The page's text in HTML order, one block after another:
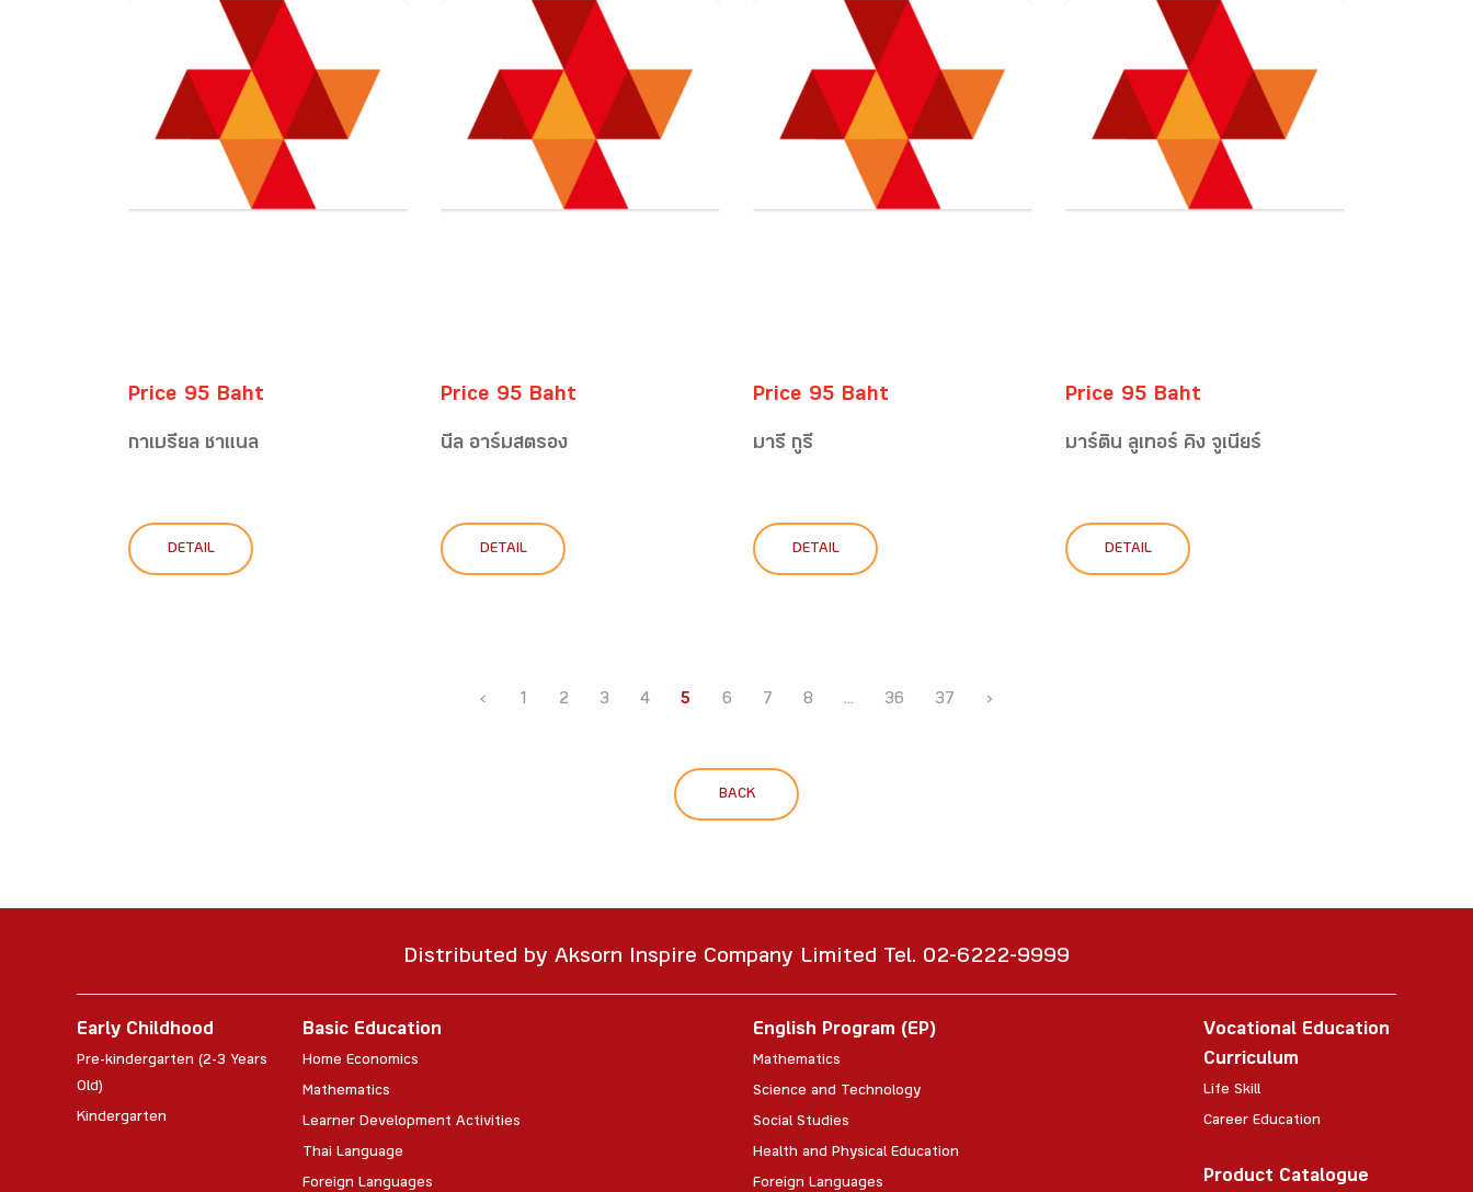
Price 95 Baht
กาเบรียล ชาแนล
DETAIL
Price 95 Baht
นีล อาร์มสตรอง
DETAIL
Price 95 Baht
มารี กูรี
DETAIL
Price 95 Baht
มาร์ติน ลูเทอร์ คิง จูเนียร์
DETAIL
‹ 1 2 3 4 5 6 7 8 ... 36 37 ›
BACK
Distributed by Aksorn Inspire Company Limited Tel. 02-6222-9999
Early Childhood
Pre-kindergarten (2-3 Years
Old)
Kindergarten
Basic Education
Home Economics
Mathematics
Learner Development Activities
Thai Language
Foreign Languages
English Program (EP)
Mathematics
Science and Technology
Social Studies
Health and Physical Education
Foreign Languages
Vocational Education
Curriculum
Life Skill
Career Education
Product Catalogue